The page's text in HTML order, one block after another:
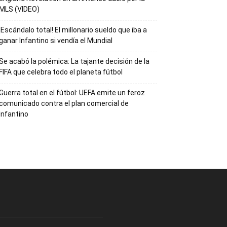
MLS (VIDEO)
total! El millonario sueldo que iba a
Infantino si vendía el Mundial
acabó la polémica: La tajante decisión de la
FIFA que celebra todo el planeta fútbol
total en el fútbol: UEFA emite un feroz
contra el plan comercial de
Infantino